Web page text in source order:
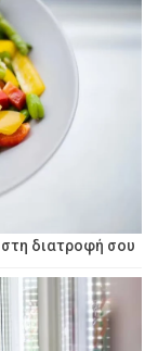
στη διατροφή σου